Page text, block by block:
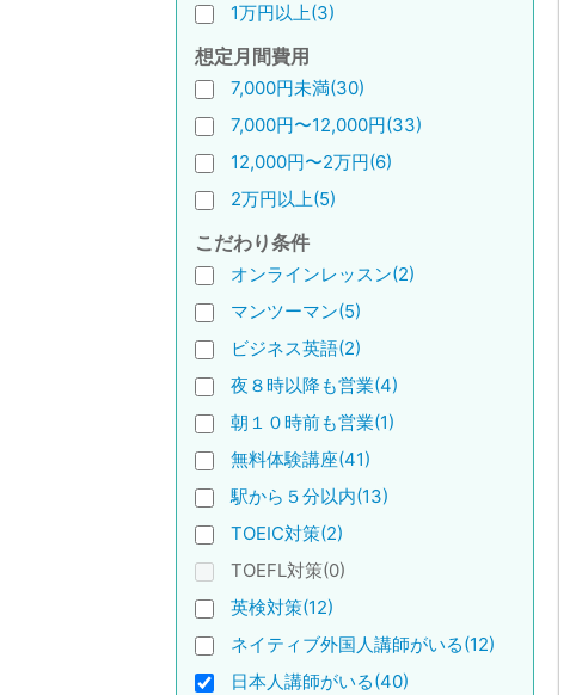
1万円以上(3)
想定月間費用
7,000円未満(30)
7,000円〜12,000円(33)
12,000円〜2万円(6)
2万円以上(5)
こだわり条件
オンラインレッスン(2)
マンツーマン(5)
ビジネス英語(2)
夜８時以降も営業(4)
朝１０時前も営業(1)
無料体験講座(41)
駅から５分以内(13)
TOEIC対策(2)
TOEFL対策(0)
英検対策(12)
ネイティブ外国人講師がいる(12)
日本人講師がいる(40)